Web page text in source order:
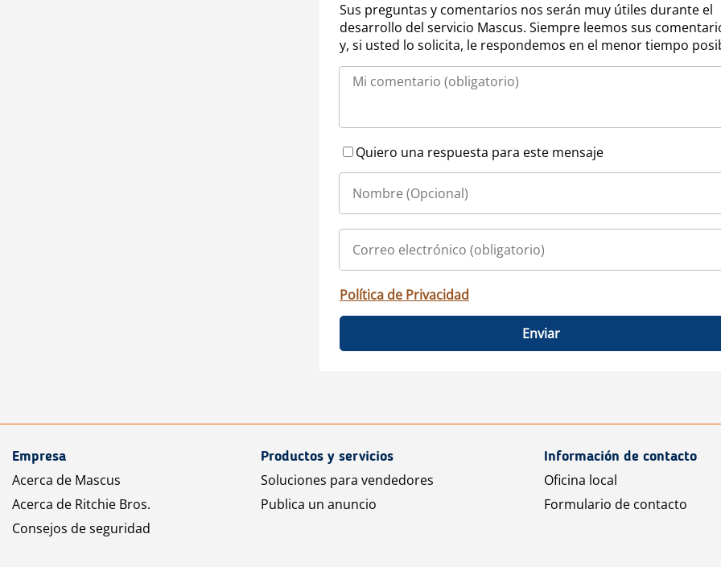
Sus preguntas y comentarios nos serán muy útiles durante el
desarrollo del servicio Mascus. Siempre leemos sus
y, si usted lo solicita, le respondemos en el menor tiempo
Quiero una respuesta para este mensaje
Política de Privacidad
Enviar
Empresa
Acerca de Mascus
Acerca de Ritchie Bros.
Consejos de seguridad
Productos y servicios
Soluciones para vendedores
Publica un anuncio
Información de contacto
Oficina local
Formulario de contacto